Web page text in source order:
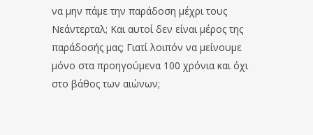
να μην πάμε την παράδοση μέχρι τους
Νεάντερταλ; Και αυτοί δεν είναι μέρος της
παράδοσής μας; Γιατί λοιπόν να μείνουμε
μόνο στα προηγούμενα 100 χρόνια και όχι
στο βάθος των αιώνων;